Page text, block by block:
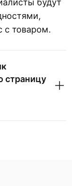
будут
с товаром.
страницу